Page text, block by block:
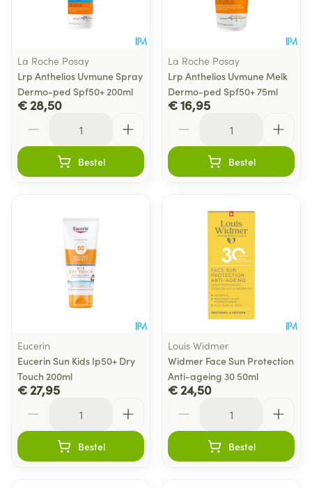
La Roche Posay
Lrp Anthelios Uvmune Spray
Dermo-ped Spf50+ 200ml
€ 28,50
Bestel
La Roche Posay
Lrp Anthelios Uvmune Melk
Dermo-ped Spf50+ 75ml
€ 16,95
Bestel
Eucerin
Eucerin Sun Kids Ip50+ Dry
Touch 200ml
€ 27,95
Bestel
Louis Widmer
Widmer Face Sun Protection
Anti-ageing 30 50ml
€ 24,50
Bestel